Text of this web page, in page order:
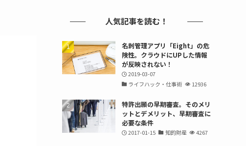
人気記事を読む！
名刺管理アプリ「Eight」の危
険性。クラウドにUPした情報
が反映されない！
2019-03-07
ライフハック・仕事術
12936
特許出願の早期審査。そのメリ
ットとデメリット、早期審査に
必要な条件
2017-01-15 知的財産 4267